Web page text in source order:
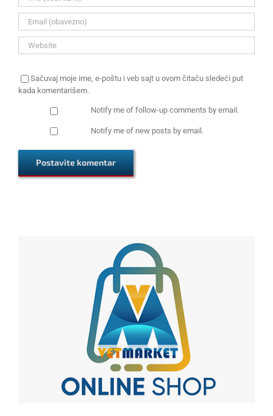
Sačuvaj moje ime, e-poštu i veb sajt u ovom čitaču sledeći put
kada komentarišem.
Notify me of follow-up comments by email.
Notify me of new posts by email.